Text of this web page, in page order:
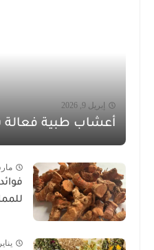
إبريل 9, 2026
أعشاب طبية فعالة
مارس
يناير 29, 2026